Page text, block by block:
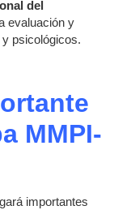
del
evaluación y
psicológicos.
MMPI-
importantes